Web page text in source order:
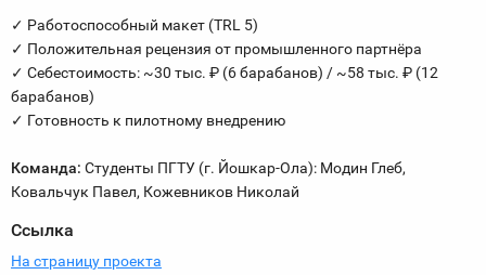
✓ Работоспособный макет (TRL 5)
✓ Положительная рецензия от промышленного партнёра
✓ Себестоимость: ~30 тыс. ₽ (6 барабанов) / ~58 тыс. ₽ (12
барабанов)
✓ Готовность к пилотному внедрению
Команда: Студенты ПГТУ (г. Йошкар-Ола): Модин Глеб,
Ковальчук Павел, Кожевников Николай
Ссылка
На страницу проекта